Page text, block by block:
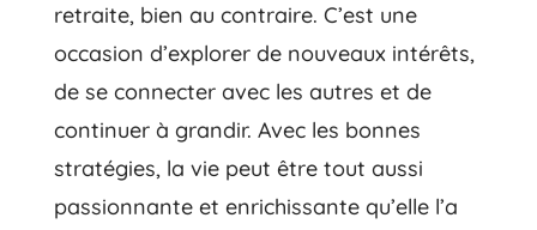
retraite, bien au contraire. C’est une
occasion d’explorer de nouveaux intérêts,
de se connecter avec les autres et de
continuer à grandir. Avec les bonnes
stratégies, la vie peut être tout aussi
passionnante et enrichissante qu’elle l’a